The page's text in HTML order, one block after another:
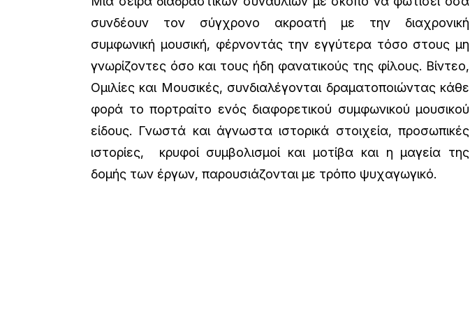
συνδέουν τον σύγχρονο ακροατή με την διαχρονική
συμφωνική μουσική, φέρνοντάς την εγγύτερα τόσο στους μη
γνωρίζοντες όσο και τους ήδη φανατικούς της φίλους. Βίντεο,
Ομιλίες και Μουσικές, συνδιαλέγονται δραματοποιώντας κάθε
φορά το πορτραίτο ενός διαφορετικού συμφωνικού μουσικού
είδους. Γνωστά και άγνωστα ιστορικά στοιχεία, προσωπικές
ιστορίες, κρυφοί συμβολισμοί και μοτίβα και η μαγεία της
δομής των έργων, παρουσιάζονται με τρόπο ψυχαγωγικό.